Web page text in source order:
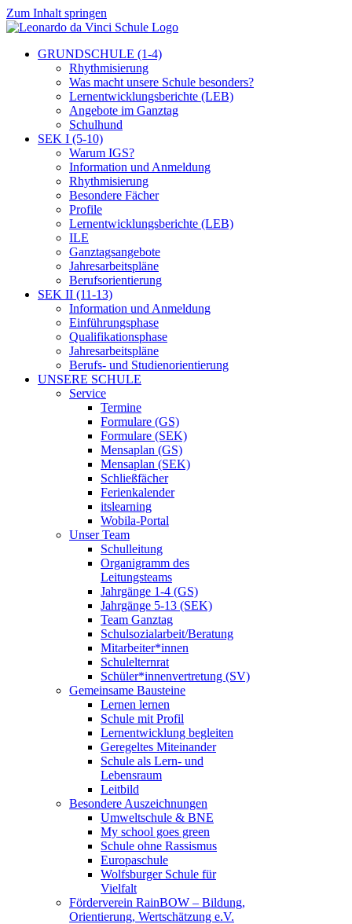
Zum Inhalt springen
GRUNDSCHULE (1-4)
Rhythmisierung
Was macht unsere Schule besonders?
Lernentwicklungsberichte (LEB)
Angebote im Ganztag
Schulhund
SEK I (5-10)
Warum IGS?
Information und Anmeldung
Rhythmisierung
Besondere Fächer
Profile
Lernentwicklungsberichte (LEB)
ILE
Ganztagsangebote
Jahresarbeitspläne
Berufsorientierung
SEK II (11-13)
Information und Anmeldung
Einführungsphase
Qualifikationsphase
Jahresarbeitspläne
Berufs- und Studienorientierung
UNSERE SCHULE
Service
Termine
Formulare (GS)
Formulare (SEK)
Mensaplan (GS)
Mensaplan (SEK)
Schließfächer
Ferienkalender
itslearning
Wobila-Portal
Unser Team
Schulleitung
Organigramm des
Leitungsteams
Jahrgänge 1-4 (GS)
Jahrgänge 5-13 (SEK)
Team Ganztag
Schulsozialarbeit/Beratung
Mitarbeiter*innen
Schulelternrat
Schüler*innenvertretung (SV)
Gemeinsame Bausteine
Lernen lernen
Schule mit Profil
Lernentwicklung begleiten
Geregeltes Miteinander
Schule als Lern- und
Lebensraum
Leitbild
Besondere Auszeichnungen
Umweltschule & BNE
My school goes green
Schule ohne Rassismus
Europaschule
Wolfsburger Schule für
Vielfalt
Förderverein RainBOW – Bildung,
Orientierung, Wertschätzung e.V.